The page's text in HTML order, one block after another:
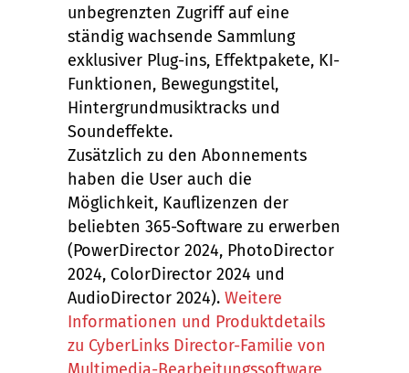
unbegrenzten Zugriff auf eine
ständig wachsende Sammlung
exklusiver Plug-ins, Effektpakete, KI-
Funktionen, Bewegungstitel,
Hintergrundmusiktracks und
Soundeffekte.
Zusätzlich zu den Abonnements
haben die User auch die
Möglichkeit, Kauflizenzen der
beliebten 365-Software zu erwerben
(PowerDirector 2024, PhotoDirector
2024, ColorDirector 2024 und
AudioDirector 2024). Weitere
Informationen und Produktdetails
zu CyberLinks Director-Familie von